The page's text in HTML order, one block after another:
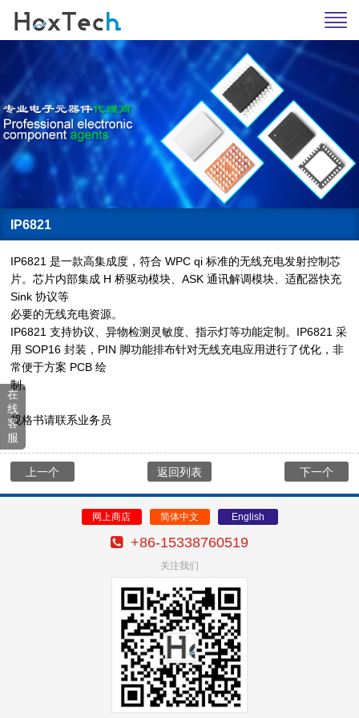
IP6821
IP6821 是一款高集成度，符合 WPC qi 标准的无线充电发射控制芯
片。芯片内部集成 H 桥驱动模块、ASK 通讯解调模块、适配器快充
Sink 协议等
必要的无线充电资源。
IP6821 支持协议、异物检测灵敏度、指示灯等功能定制。IP6821 采
用 SOP16 封装，PIN 脚功能排布针对无线充电应用进行了优化，非
常便于方案 PCB 绘
制。
规格书请联系业务员
上一个 下一个
返回列表
网上商店 简体中文 English
+86-15338760519
关注我们
在
线
客
服